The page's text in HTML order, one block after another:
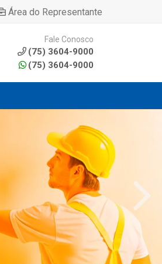
Área do Representante
Fale Conosco
(75) 3604-9000
(75) 3604-9000